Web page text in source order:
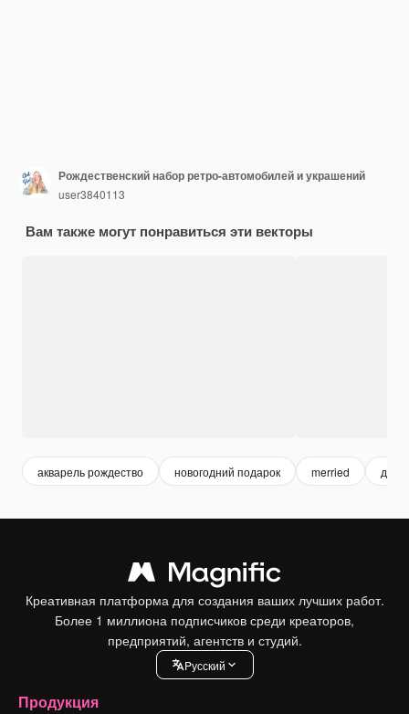
Рождественский набор ретро-автомобилей и украшений
user3840113
Вам также могут понравиться эти векторы
акварель рождество новогодний подарок merried
Креативная платформа для создания ваших лучших работ.
Более 1 миллиона подписчиков среди креаторов,
предприятий, агентств и студий.
Pусский
Продукция